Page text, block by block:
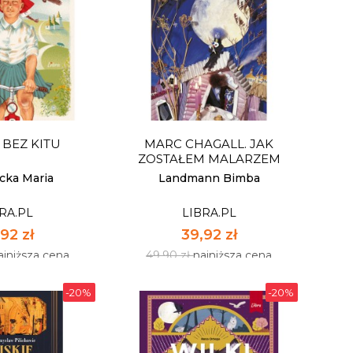
TURZYC...
zł
cena
41
MAPY MOICH EMOCJI
LIBRA.PL
47,92 zł
59,90 złnajniższa cena
Dostępnych: 47
Ilość:
DO KOSZYKA
KITU
Maria
zł
cena
MARC CHAGALL. JAK
ZOSTAŁEM MALARZEM
Landmann Bimba
LIBRA.PL
39,92 zł
49,90 złnajniższa cena
-20% -20%